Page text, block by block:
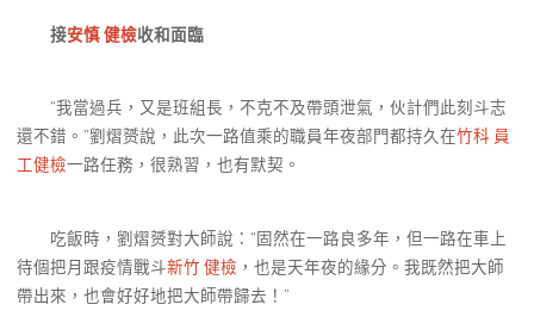
接安慎 健檢收和面臨
“我當過兵，又是班組長，不克不及帶頭泄氣，伙計們此刻斗志
還不錯。”劉熠赟說，此次一路值乘的職員年夜部門都持久在竹科 員
工健檢一路任務，很熟習，也有默契。
吃飯時，劉熠赟對大師說：“固然在一路良多年，但一路在車上
待個把月跟疫情戰斗新竹 健檢 ，也是天年夜的緣分。我既然把大師
帶出來，也會好好地把大師帶歸去！”